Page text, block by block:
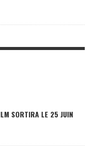
SORTIRA LE 25 JUIN